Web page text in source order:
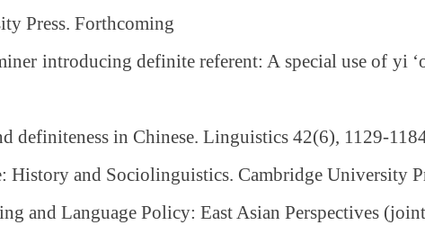
Press. Forthcoming
introducing definite referent: A special use of yi
in Chinese. Linguistics 42(6), 1129-
and Sociolinguistics. Cambridge University
Language Policy: East Asian Perspectives